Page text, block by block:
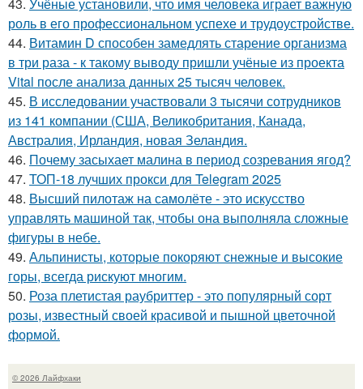
роль в его профессиональном успехе и трудоустройстве.
44. Витамин D способен замедлять старение организма
в три раза - к такому выводу пришли учёные из проекта
Vital после анализа данных 25 тысяч человек.
45. В исследовании участвовали 3 тысячи сотрудников
из 141 компании (США, Великобритания, Канада,
Австралия, Ирландия, новая Зеландия.
46. Почему засыхает малина в период созревания ягод?
47. ТОП-18 лучших прокси для Telegram 2025
48. Высший пилотаж на самолёте - это искусство
управлять машиной так, чтобы она выполняла сложные
фигуры в небе.
49. Альпинисты, которые покоряют снежные и высокие
горы, всегда рискуют многим.
50. Роза плетистая раубриттер - это популярный сорт
розы, известный своей красивой и пышной цветочной
формой.
© 2026 Лайфхаки